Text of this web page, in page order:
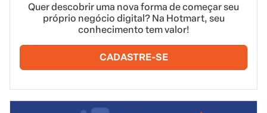
Quer descobrir uma nova forma de começar seu
próprio negócio digital? Na Hotmart, seu
conhecimento tem valor!
CADASTRE-SE